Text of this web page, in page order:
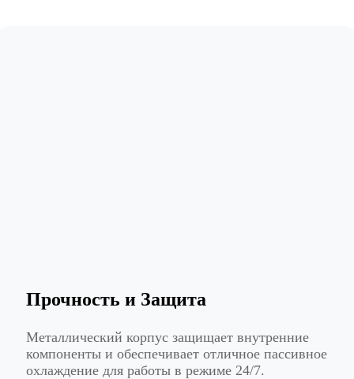
Прочность и Защита
Металлический корпус защищает внутренние
компоненты и обеспечивает отличное пассивное
охлаждение для работы в режиме 24/7.